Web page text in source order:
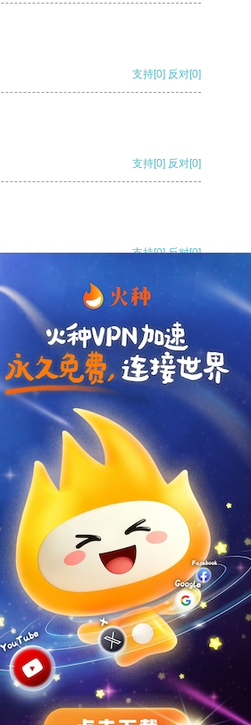
支持[0] 反对[0]
支持[0] 反对[0]
支持[0] 反对[0]
支持[0] 反对
支持
支持 反对 [0]
驰加速器 旋风加速器
八戒看书
器
油管加速器永久免费版
6513下载站
闪电猫加速器